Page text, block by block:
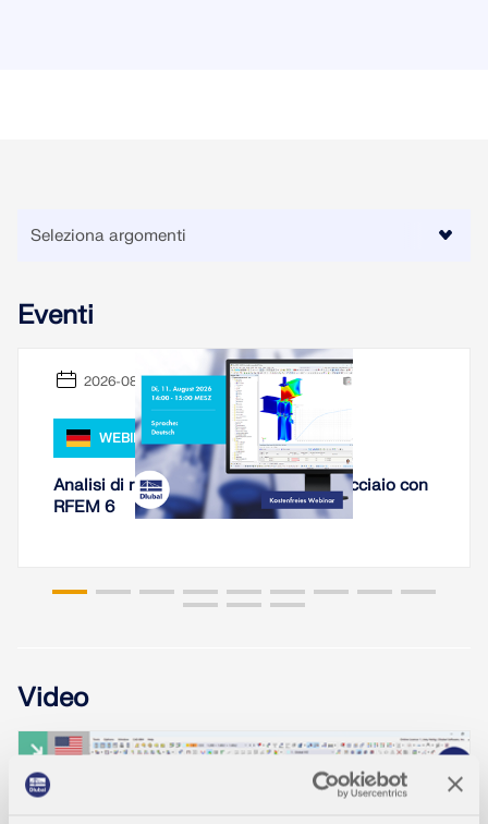
Eventi
2026-08-11
WEBINAR
Analisi di rigidezza di collegamenti in acciaio con
RFEM 6
Video